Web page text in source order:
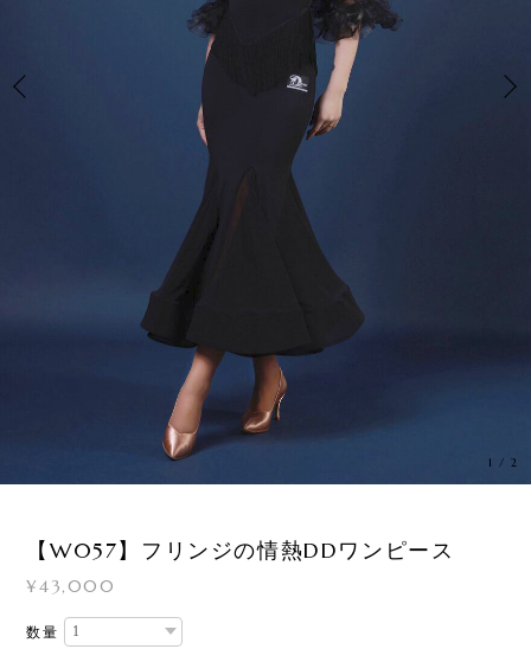
1 /2
【W057】フリンジの情熱DDワンピース
¥43,000
数量